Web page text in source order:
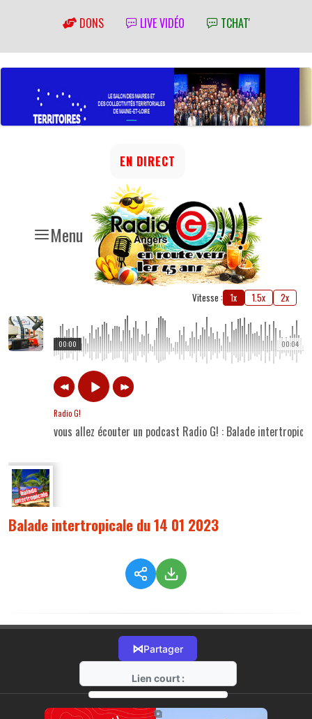
DONS LIVE VIDÉO TCHAT'
Menu
EN DIRECT
Vitesse : 1x 1.5x 2x
00:04
00:00
Radio G!
vous allez écouter un podcast Radio G! : Balade
Balade intertropicale du 14 01 2023
⋈Partager
Lien court :
https://radio-g.fr?10579
⧉